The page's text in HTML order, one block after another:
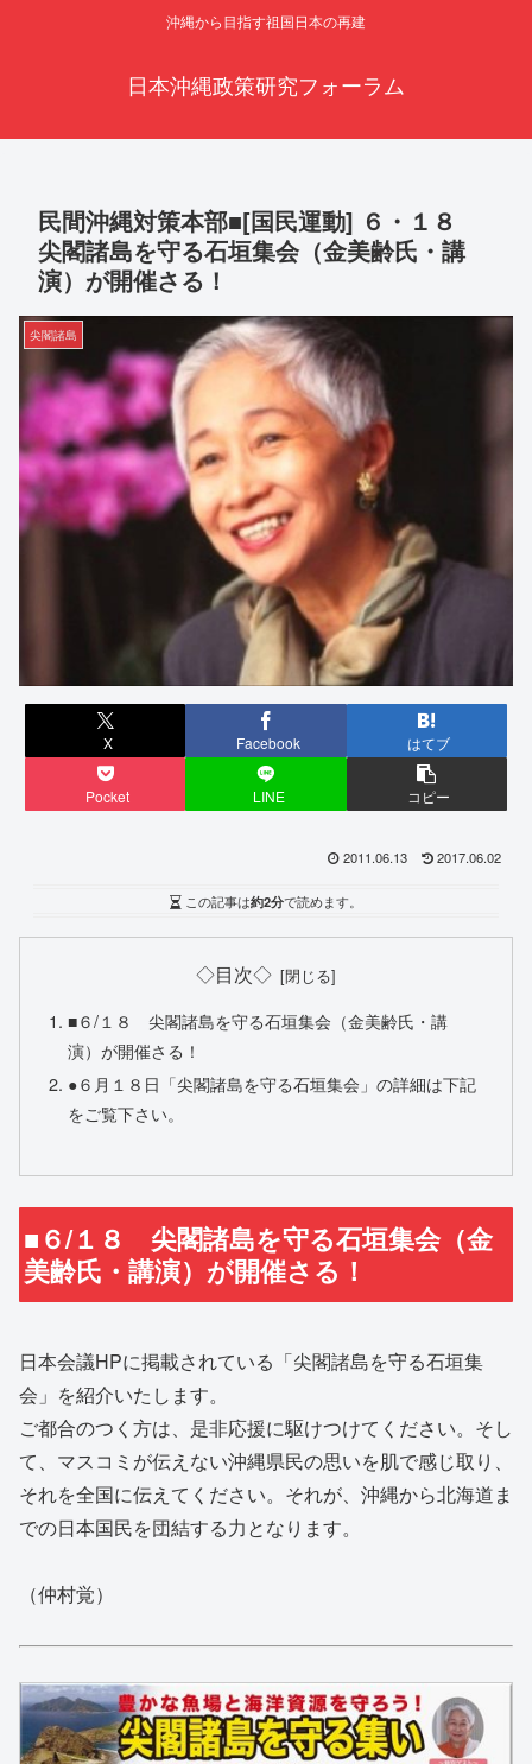
沖縄から目指す祖国日本の再建
日本沖縄政策研究フォーラム
民間沖縄対策本部■[国民運動] ６・１８
尖閣諸島を守る石垣集会（金美齢氏・講
演）が開催さる！
尖閣諸島
X Facebook はてブ
Pocket LINE コピー
2011.06.13 2017.06.02
この記事は約2分で読めます。
◇目次◇
■６/１８ 尖閣諸島を守る石垣集会（金美齢氏・講
演）が開催さる！
●６月１８日「尖閣諸島を守る石垣集会」の詳細は下記
をご覧下さい。
■６/１８ 尖閣諸島を守る石垣集会（金
美齢氏・講演）が開催さる！
日本会議HPに掲載されている「尖閣諸島を守る石垣集
会」を紹介いたします。
ご都合のつく方は、是非応援に駆けつけてください。そし
て、マスコミが伝えない沖縄県民の思いを肌で感じ取り、
それを全国に伝えてください。それが、沖縄から北海道ま
での日本国民を団結する力となります。
（仲村覚）